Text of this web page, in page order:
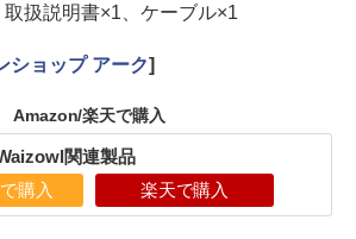
扱説明書×1、ケーブル×1
ショップ アーク]
Amazon/楽天で購入
関連製品
購入 楽天で購入